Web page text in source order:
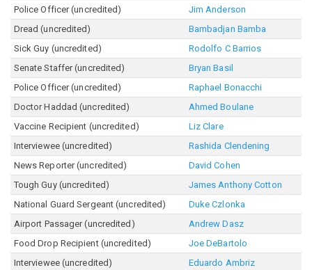
Police Officer (uncredited)
Jim Anderson
Dread (uncredited)
Bambadjan Bamba
Sick Guy (uncredited)
Rodolfo C Barrios
Senate Staffer (uncredited)
Bryan Basil
Police Officer (uncredited)
Raphael Bonacchi
Doctor Haddad (uncredited)
Ahmed Boulane
Vaccine Recipient (uncredited)
Liz Clare
Interviewee (uncredited)
Rashida Clendening
News Reporter (uncredited)
David Cohen
Tough Guy (uncredited)
James Anthony Cotton
National Guard Sergeant (uncredited)
Duke Czlonka
Airport Passager (uncredited)
Andrew Dasz
Food Drop Recipient (uncredited)
Joe DeBartolo
Interviewee (uncredited)
Eduardo Ambriz